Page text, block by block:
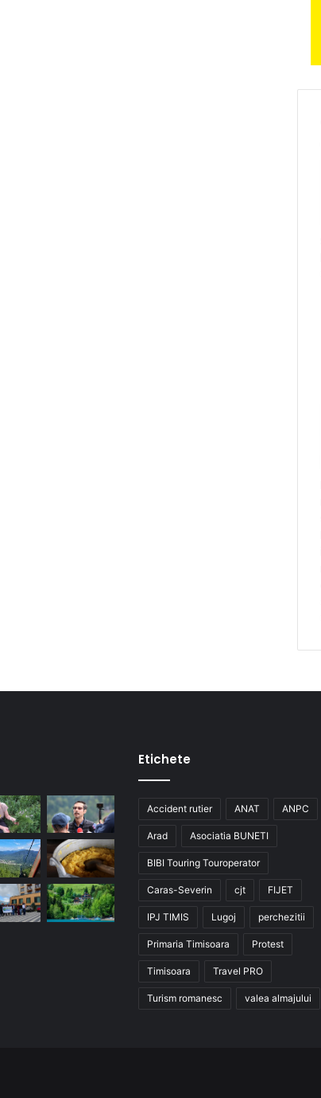
Etichete
Accident rutier ANAT ANPC
Arad Asociatia BUNETI
BIBI Touring Touroperator
Caras-Severin cjt FIJET
IPJ TIMIS Lugoj perchezitii
Primaria Timisoara Protest
Timisoara Travel PRO
Turism romanesc valea almajului